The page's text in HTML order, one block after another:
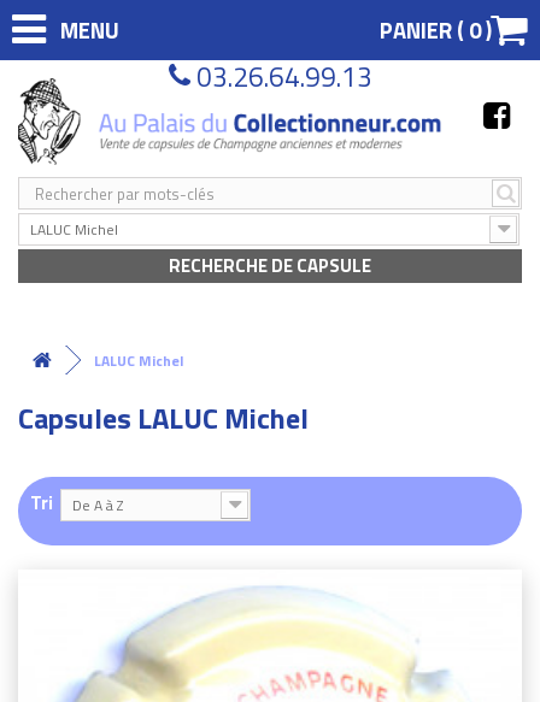
MENU PANIER (0)
03.26.64.99.13
LALUC Michel
RECHERCHE DE CAPSULE
LALUC Michel
Capsules LALUC Michel
Tri De A à Z